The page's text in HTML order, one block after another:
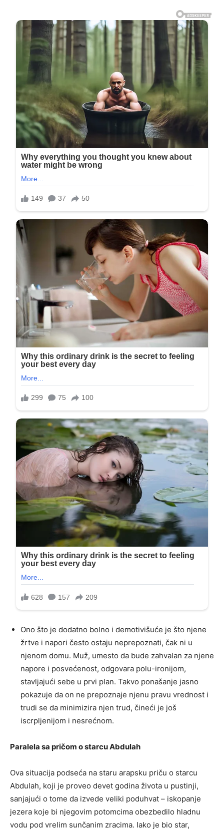
Ono što je dodatno bolno i demotivišuće je što njene
žrtve i napori često ostaju neprepoznati, čak ni u
njenom domu. Muž, umesto da bude zahvalan za njene
napore i posvećenost, odgovara polu-ironijom,
stavljajući sebe u prvi plan. Takvo ponašanje jasno
pokazuje da on ne prepoznaje njenu pravu vrednost i
trudi se da minimizira njen trud, čineći je još
iscrpljenijom i nesrećnom.
Paralela sa pričom o starcu Abdulah
Ova situacija podseća na staru arapsku priču o starcu
Abdulah, koji je proveo devet godina života u pustinji,
sanjajući o tome da izvede veliki poduhvat – iskopanje
jezera koje bi njegovim potomcima obezbedilo hladnu
vodu pod vrelim sunčanim zracima. Iako je bio star,